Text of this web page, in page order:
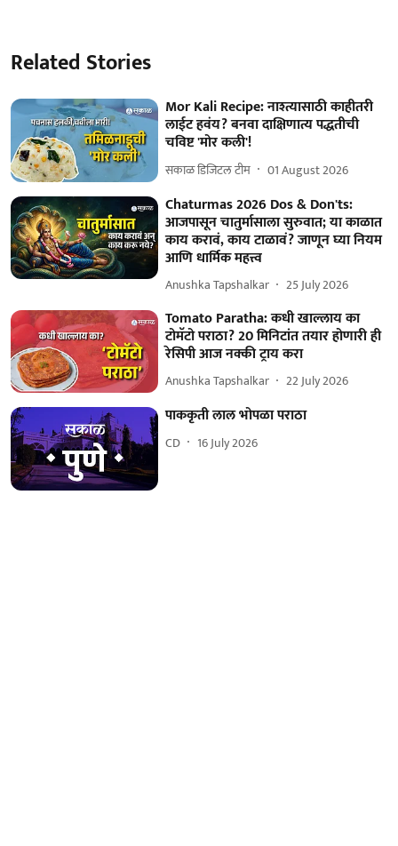
Related Stories
Mor Kali Recipe: नाश्त्यासाठी काहीतरी
लाईट हवंय? बनवा दाक्षिणात्य पद्धतीची
चविष्ट 'मोर कली'!
सकाळ डिजिटल टीम 01 August 2026
Chaturmas 2026 Dos & Don'ts:
आजपासून चातुर्मासाला सुरुवात; या काळात
काय करावं, काय टाळावं? जाणून घ्या नियम
आणि धार्मिक महत्त्व
Anushka Tapshalkar 25 July 2026
Tomato Paratha: कधी खाल्लाय का
टोमॅटो पराठा? 20 मिनिटांत तयार होणारी ही
रेसिपी आज नक्की ट्राय करा
Anushka Tapshalkar 22 July 2026
पाककृती लाल भोपळा पराठा
CD 16 July 2026